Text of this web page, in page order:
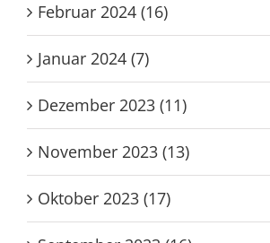
Februar 2024 (16)
Januar 2024 (7)
Dezember 2023 (11)
November 2023 (13)
Oktober 2023 (17)